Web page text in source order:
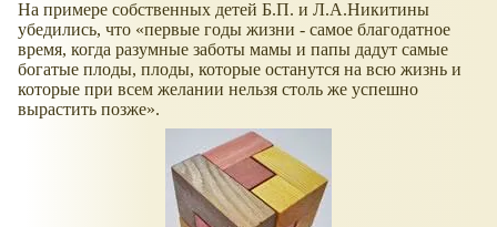
На примере собственных детей Б.П. и Л.А.Никитины
убедились, что
первые годы жизни - самое благодатное
время, когда разумные заботы мамы и папы дадут самые
богатые плоды, плоды, которые останутся на всю жизнь и
которые при всем желании нельзя столь же успешно
вырастить позже .